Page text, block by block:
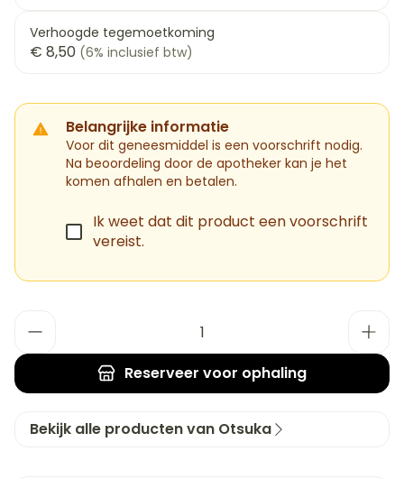
Verhoogde tegemoetkoming
€ 8,50 (6% inclusief btw)
Belangrijke informatie
Voor dit geneesmiddel is een voorschrift nodig.
Na beoordeling door de apotheker kan je het
komen afhalen en betalen.
Ik weet dat dit product een voorschrift
vereist.
Reserveer voor ophaling
Bekijk alle producten van Otsuka